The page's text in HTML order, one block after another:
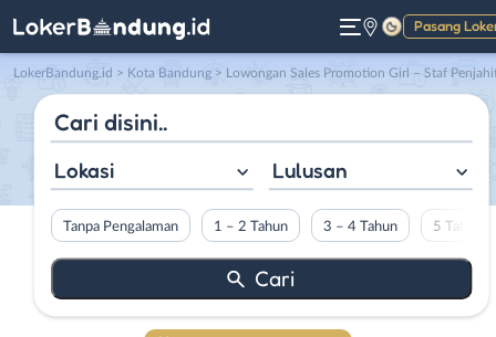
Pasang
Gelap
LokerBandung.id > Kota Bandung > Lowongan Sales Promotion Girl – Staf Penjahit – Staf Quality Control di PT. Mulia Sarana Insan
Lokasi Lulusan
Tanpa Pengalaman 1 – 2 Tahun 3 – 4 Tahun 5 Tahun